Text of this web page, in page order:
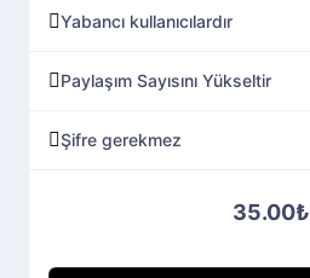
Yabancı kullanıcılardır
Paylaşım Sayısını Yükseltir
Şifre gerekmez
35.00₺